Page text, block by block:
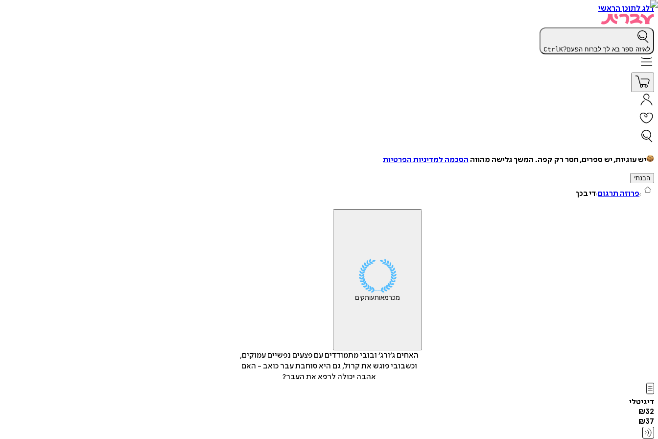
דלג לתוכן הראשי
לאיזה ספר בא לך לברוח הפעם? CtrlK
יש עוגיות, יש ספרים, חסר רק קפה. המשך גלישה מהווה הסכמה למדיניות הפרטיות
הבנתי
פרוזה תרגום די בכך
מכרמאותעותקים
האחים ג׳ורג׳ ובובי מתמודדים עם פצעים נפשיים עמוקים,
וכשבובי פוגש את קרול, גם היא סוחבת עבר כואב - האם
אהבה יכולה לרפא את העבר?
דיגיטלי
₪32
₪37